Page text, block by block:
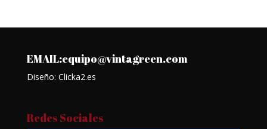
EMAIL:equipo@vintagreen.com
Diseño: Clicka2.es
Redes Sociales